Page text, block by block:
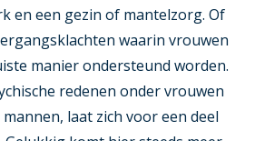
en een gezin of mantelzorg. Of
waarin vrouwen
manier ondersteund worden.
redenen onder vrouwen
laat zich voor een deel